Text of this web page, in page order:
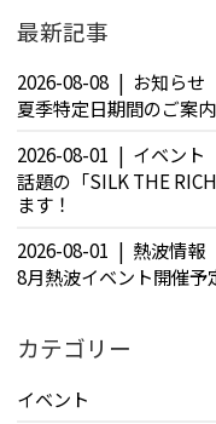
最新記事
2026-08-08
お知らせ
夏季特定日期間のご案内
2026-08-01
イベント
話題の「SILK THE
ます！
2026-08-01
熱波情報
8月熱波イベント開催予
カテゴリー
イベント